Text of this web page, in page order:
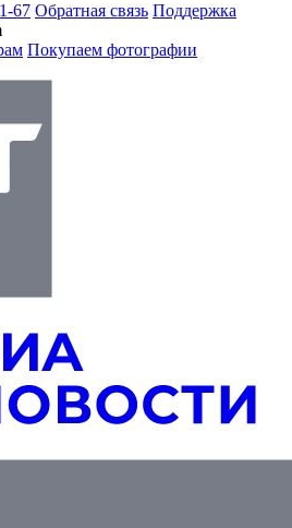
67 Обратная связь Поддержка
Покупаем фотографии